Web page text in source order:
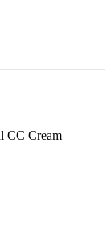
CC Cream